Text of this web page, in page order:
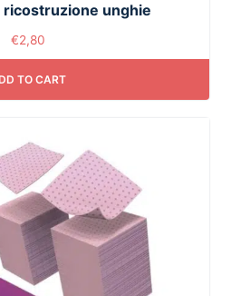
unghie
€2,80
TO CART